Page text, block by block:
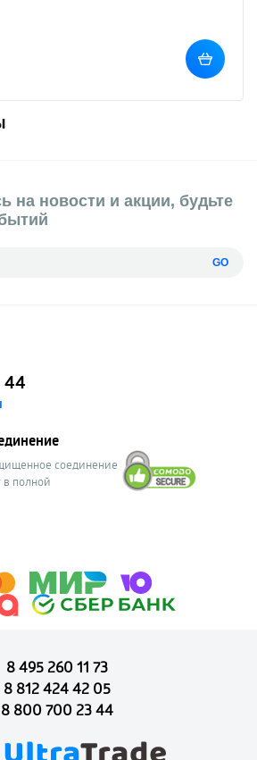
на новости и акции, будьте
GO
44
соединение
полной
8 495 260 11 73
8 812 424 42 05
8 800 700 23 44